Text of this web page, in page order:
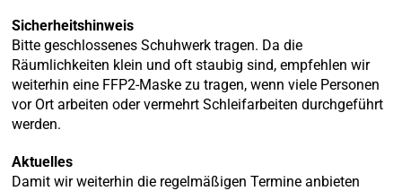
Sicherheitshinweis
Bitte geschlossenes Schuhwerk tragen. Da die
Räumlichkeiten klein und oft staubig sind, empfehlen wir
weiterhin eine FFP2-Maske zu tragen, wenn viele Personen
vor Ort arbeiten oder vermehrt Schleifarbeiten durchgeführt
werden.
Aktuelles
Damit wir weiterhin die regelmäßigen Termine anbieten